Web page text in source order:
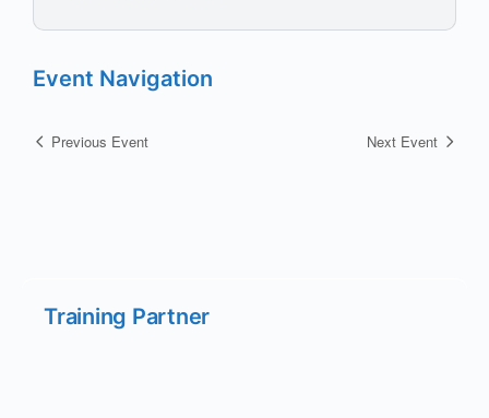
Event Navigation
Previous Event Next Event
Training Partner